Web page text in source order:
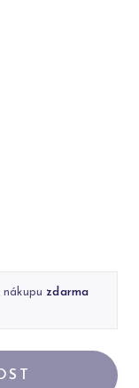
nákupu zdarma